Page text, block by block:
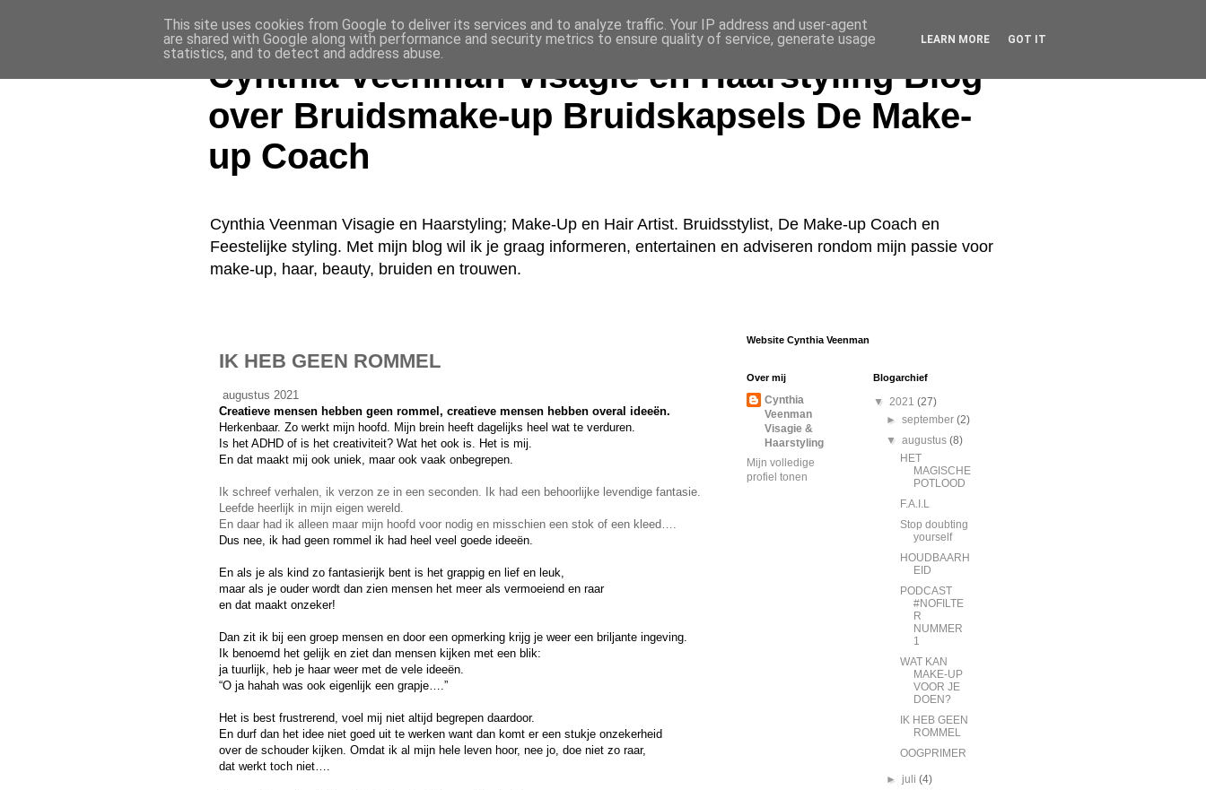
Cynthia Veenman Visagie en Haarstyling Blog
over Bruidsmake-up Bruidskapsels De Make-
up Coach
Cynthia Veenman Visagie en Haarstyling; Make-Up en Hair Artist. Bruidsstylist, De Make-up Coach en
Feestelijke styling. Met mijn blog wil ik je graag informeren, entertainen en adviseren rondom mijn passie voor
make-up, haar, beauty, bruiden en trouwen.
IK HEB GEEN ROMMEL
augustus 2021
Creatieve mensen hebben geen rommel, creatieve mensen hebben overal ideeën.
Herkenbaar. Zo werkt mijn hoofd. Mijn brein heeft dagelijks heel wat te verduren.
Is het ADHD of is het creativiteit? Wat het ook is. Het is mij.
En dat maakt mij ook uniek, maar ook vaak onbegrepen.
Ik schreef verhalen, ik verzon ze in een seconden. Ik had een behoorlijke levendige fantasie.
Leefde heerlijk in mijn eigen wereld.
En daar had ik alleen maar mijn hoofd voor nodig en misschien een stok of een kleed….
Dus nee, ik had geen rommel ik had heel veel goede ideeën.
En als je als kind zo fantasierijk bent is het grappig en lief en leuk,
maar als je ouder wordt dan zien mensen het meer als vermoeiend en raar
en dat maakt onzeker!
Dan zit ik bij een groep mensen en door een opmerking krijg je weer een briljante ingeving.
Ik benoemd het gelijk en ziet dan mensen kijken met een blik:
ja tuurlijk, heb je haar weer met de vele ideeën.
“O ja hahah was ook eigenlijk een grapje….”
Het is best frustrerend, voel mij niet altijd begrepen daardoor.
En durf dan het idee niet goed uit te werken want dan komt er een stukje onzekerheid
over de schouder kijken. Omdat ik al mijn hele leven hoor, nee jo, doe niet zo raar,
dat werkt toch niet….
Website Cynthia Veenman
Over mij
Cynthia
Veenman
Visagie &
Haarstyling
Mijn volledige
profiel tonen
Blogarchief
▼ 2021 (27)
►september(2)
▼augustus(8)
HET
MAGISCHE
POTLOOD
F.A.I.L
Stop doubting
yourself
HOUDBAARH
EID
PODCAST
#NOFILTE
R
NUMMER
1
WAT KAN
MAKE-UP
VOOR JE
DOEN?
IK HEB GEEN
ROMMEL
OOGPRIMER
►juli(4)
This site uses cookies from Google to deliver its services and to analyze traffic. Your IP address and user-agent
are shared with Google along with performance and security metrics to ensure quality of service, generate usage
statistics, and to detect and address abuse.
LEARN MORE GOT IT